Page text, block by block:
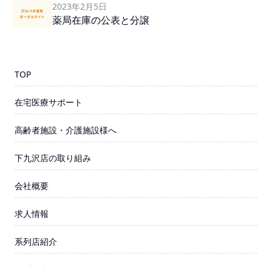
2023年2月5日
薬局在庫の公表と分譲
TOP
在宅医療サポート
高齢者施設・介護施設様へ
下九沢店の取り組み
会社概要
求人情報
系列店紹介